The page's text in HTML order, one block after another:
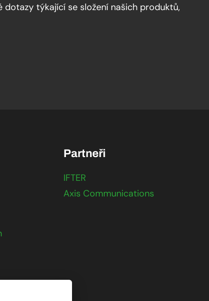
dotazy týkající se složení našich produktů,
Partneři
IFTER
Axis Communications